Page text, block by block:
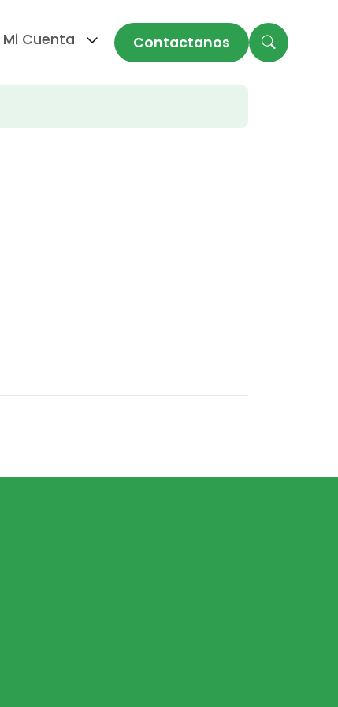
Mi Cuenta Contactanos